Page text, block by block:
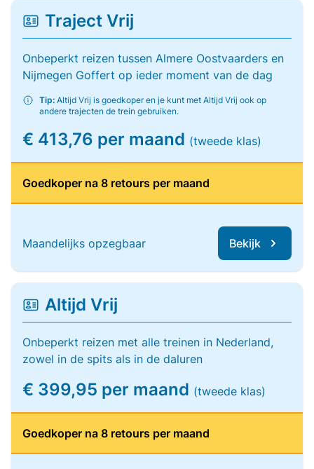
Traject Vrij
Onbeperkt reizen tussen Almere Oostvaarders en
Nijmegen Goffert op ieder moment van de dag
Tip: Altijd Vrij is goedkoper en je kunt met Altijd Vrij ook op
andere trajecten de trein gebruiken.
€ 413,76 per maand (tweede klas)
Goedkoper na 8 retours per maand
Maandelijks opzegbaar Bekijk
Altijd Vrij
Onbeperkt reizen met alle treinen in Nederland,
zowel in de spits als in de daluren
€ 399,95 per maand (tweede klas)
Goedkoper na 8 retours per maand